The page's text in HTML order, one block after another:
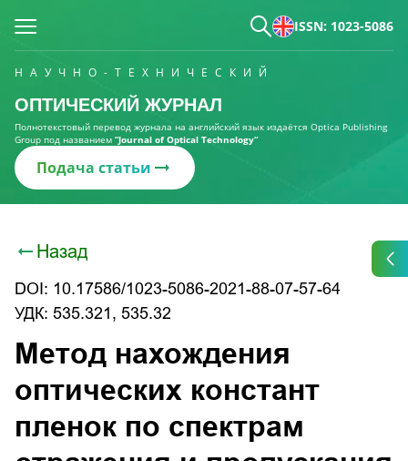
ISSN: 1023-5086
НАУЧНО-ТЕХНИЧЕСКИЙ
ОПТИЧЕСКИЙ ЖУРНАЛ
Полнотекстовый перевод журнала на английский язык издаётся Optica Publishing
Group под названием “Journal of Optical Technology“
Подача статьи
Назад
DOI: 10.17586/1023-5086-2021-88-07-57-64
УДК: 535.321, 535.32
Метод нахождения
оптических констант
пленок по спектрам